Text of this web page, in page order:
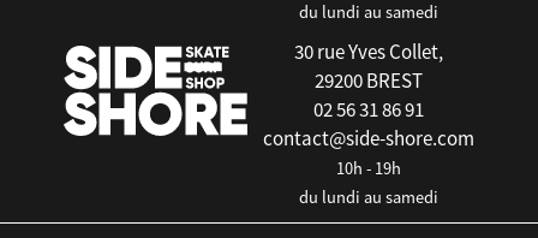
du lundi au samedi
30 rue Yves Collet,
29200 BREST
02 56 31 86 91
contact@side-shore.com
10h - 19h
du lundi au samedi